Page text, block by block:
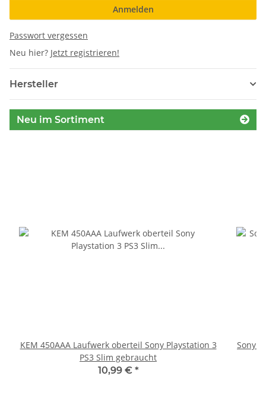
Anmelden
Passwort vergessen
Neu hier? Jetzt registrieren!
Hersteller
Neu im Sortiment
KEM 450AAA Laufwerk oberteil Sony Playstation 3
PS3 Slim gebraucht
10,99 € *
Sony